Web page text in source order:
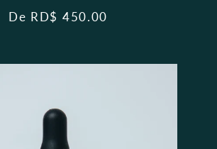
De RD$ 450.00